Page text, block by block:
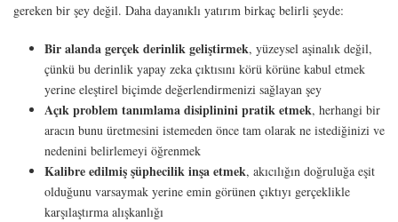
gereken bir şey değil. Daha dayanıklı yatırım birkaç belirli şeyde:
Bir alanda gerçek derinlik geliştirmek, yüzeysel aşinalık değil,
çünkü bu derinlik yapay zeka çıktısını körü körüne kabul etmek
yerine eleştirel biçimde değerlendirmenizi sağlayan şey
Açık problem tanımlama disiplinini pratik etmek, herhangi bir
aracın bunu üretmesini istemeden önce tam olarak ne istediğinizi ve
nedenini belirlemeyi öğrenmek
Kalibre edilmiş şüphecilik inşa etmek, akıcılığın doğruluğa eşit
olduğunu varsaymak yerine emin görünen çıktıyı gerçeklikle
karşılaştırma alışkanlığı